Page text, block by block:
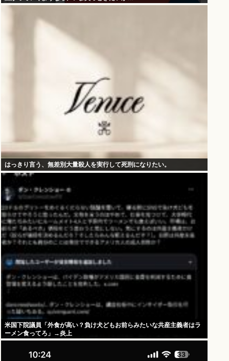
はっきり言う、無差別大量殺人を実行して死刑になりたい。
米国下院議員「外食が高い？負け犬どもお前らみたいな共産主義者はラ
ーメン食ってろ」→炎上